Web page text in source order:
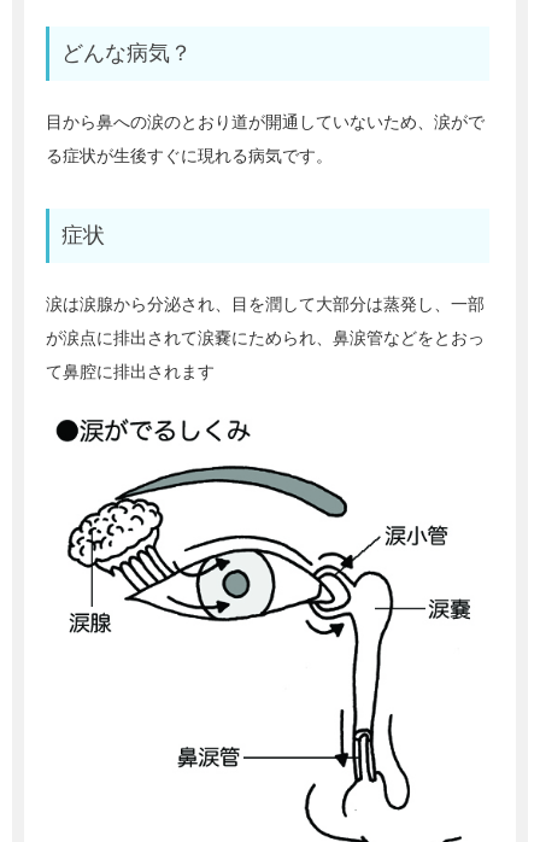
どんな病気？
目から鼻への涙のとおり道が開通していないため、涙がで
る症状が生後すぐに現れる病気です。
症状
涙は涙腺から分泌され、目を潤して大部分は蒸発し、一部
が涙点に排出されて涙嚢にためられ、鼻涙管などをとおっ
て鼻腔に排出されます